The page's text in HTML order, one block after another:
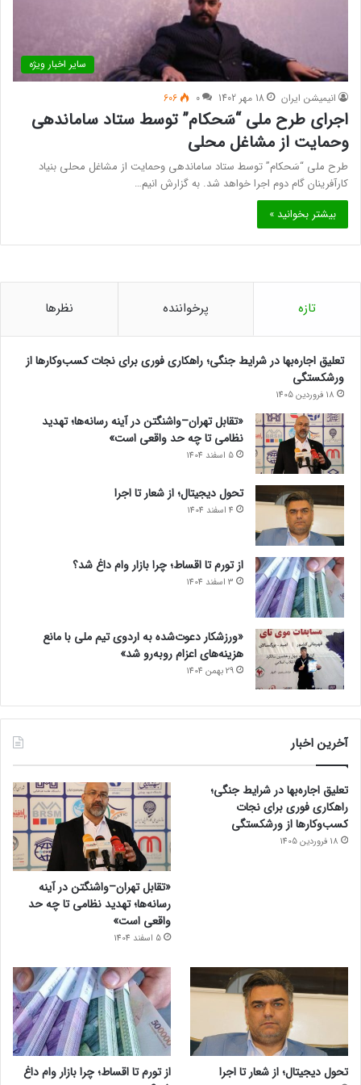
سایر اخبار ویژه
انیمیشن ایران 18 مهر 1402 0
606
اجرای طرح ملی “سَحکام” توسط ستاد ساماندهی
وحمایت از مشاغل محلی
طرح ملی “سَحکام” توسط ستاد ساماندهی وحمایت از مشاغل محلی بنیاد
کارآفرینان گام دوم اجرا خواهد شد. به گزارش انیم…
بیشتر بخوانید »
تازه پرخواننده نظرها
تعلیق اجاره‌بها در شرایط جنگی؛ راهکاری فوری برای نجات کسب‌وکارها از
ورشکستگی
18 فروردین 1405
«تقابل تهران–واشنگتن در آینه رسانه‌ها؛ تهدید
نظامی تا چه حد واقعی است»
5 اسفند 1404
تحول دیجیتال؛ از شعار تا اجرا
4 اسفند 1404
از تورم تا اقساط؛ چرا بازار وام داغ شد؟
3 اسفند 1404
«ورزشکار دعوت‌شده به اردوی تیم ملی با مانع
هزینه‌های اعزام روبه‌رو شد»
29 بهمن 1404
آخرین اخبار
تعلیق اجاره‌بها در شرایط جنگی؛
راهکاری فوری برای نجات
کسب‌وکارها از ورشکستگی
18 فروردین 1405
«تقابل تهران–واشنگتن در آینه
رسانه‌ها؛ تهدید نظامی تا چه حد
واقعی است»
5 اسفند 1404
تحول دیجیتال؛ از شعار تا اجرا
از تورم تا اقساط؛ چرا بازار وام داغ